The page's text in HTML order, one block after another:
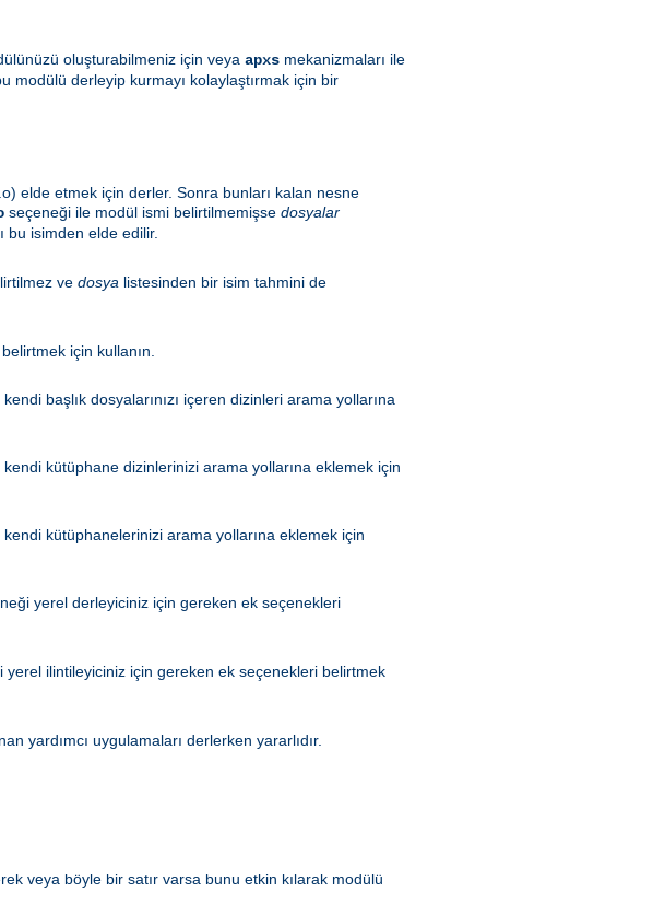
oluşturabilmeniz için veya apxs mekanizmaları ile
modülü derleyip kurmayı kolaylaştırmak için bir
elde etmek için derler. Sonra bunları kalan nesne
seçeneği ile modül ismi belirtilmemişse dosyalar
bu isimden elde edilir.
ve dosya listesinden bir isim tahmini de
için kullanın.
başlık dosyalarınızı içeren dizinleri arama yollarına
kütüphane dizinlerinizi arama yollarına eklemek için
kütüphanelerinizi arama yollarına eklemek için
yerel derleyiciniz için gereken ek seçenekleri
ilintileyiciniz için gereken ek seçenekleri belirtmek
yardımcı uygulamaları derlerken yararlıdır.
veya böyle bir satır varsa bunu etkin kılarak modülü